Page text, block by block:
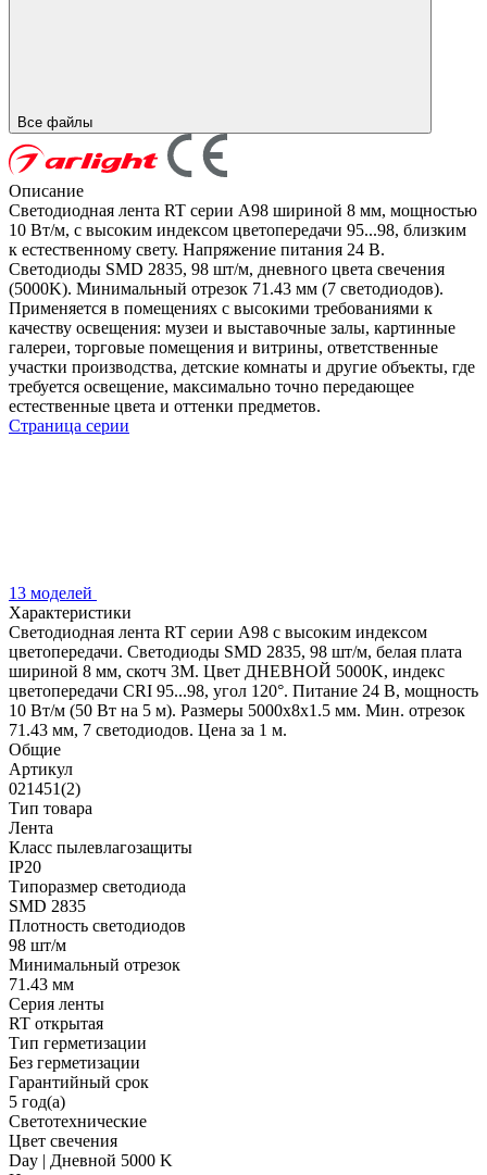
Все файлы
Описание
Светодиодная лента RT серии A98 шириной 8 мм, мощностью
10 Вт/м, с высоким индексом цветопередачи 95...98, близким
к естественному свету. Напряжение питания 24 В.
Светодиоды SMD 2835, 98 шт/м, дневного цвета свечения
(5000K). Минимальный отрезок 71.43 мм (7 светодиодов).
Применяется в помещениях с высокими требованиями к
качеству освещения: музеи и выставочные залы, картинные
галереи, торговые помещения и витрины, ответственные
участки производства, детские комнаты и другие объекты, где
требуется освещение, максимально точно передающее
естественные цвета и оттенки предметов.
Страница серии
13 моделей
Характеристики
Светодиодная лента RT серии A98 с высоким индексом
цветопередачи. Светодиоды SMD 2835, 98 шт/м, белая плата
шириной 8 мм, скотч 3М. Цвет ДНЕВНОЙ 5000K, индекс
цветопередачи CRI 95...98, угол 120°. Питание 24 В, мощность
10 Вт/м (50 Вт на 5 м). Размеры 5000х8х1.5 мм. Мин. отрезок
71.43 мм, 7 светодиодов. Цена за 1 м.
Общие
Артикул
021451(2)
Тип товара
Лента
Класс пылевлагозащиты
IP20
Типоразмер светодиода
SMD 2835
Плотность светодиодов
98 шт/м
Минимальный отрезок
71.43 мм
Серия ленты
RT открытая
Тип герметизации
Без герметизации
Гарантийный срок
5 год(а)
Светотехнические
Цвет свечения
Day | Дневной 5000 K